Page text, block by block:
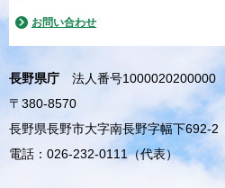
お問い合わせ
長野県庁
法人番号1000020200000
〒380-8570
長野県長野市大字南長野字幅下692-2
電話：026-232-0111（代表）